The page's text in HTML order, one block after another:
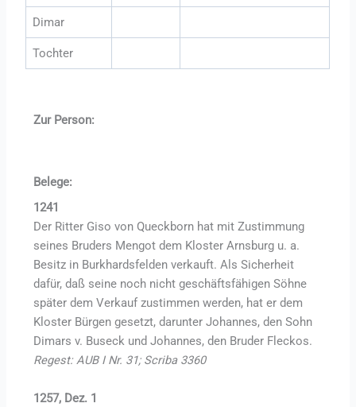
Dimar
Tochter
Zur Person:
Belege:
1241
Der Ritter Giso von Queckborn hat mit Zustimmung
seines Bruders Mengot dem Kloster Arnsburg u. a.
Besitz in Burkhardsfelden verkauft. Als Sicherheit
dafür, daß seine noch nicht geschäftsfähigen Söhne
später dem Verkauf zustimmen werden, hat er dem
Kloster Bürgen gesetzt, darunter Johannes, den Sohn
Dimars v. Buseck und Johannes, den Bruder Fleckos.
Regest: AUB I Nr. 31; Scriba 3360
1257, Dez. 1